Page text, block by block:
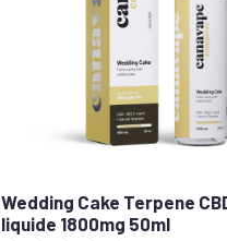
Wedding Cake Terpene
liquide 1800mg 50ml